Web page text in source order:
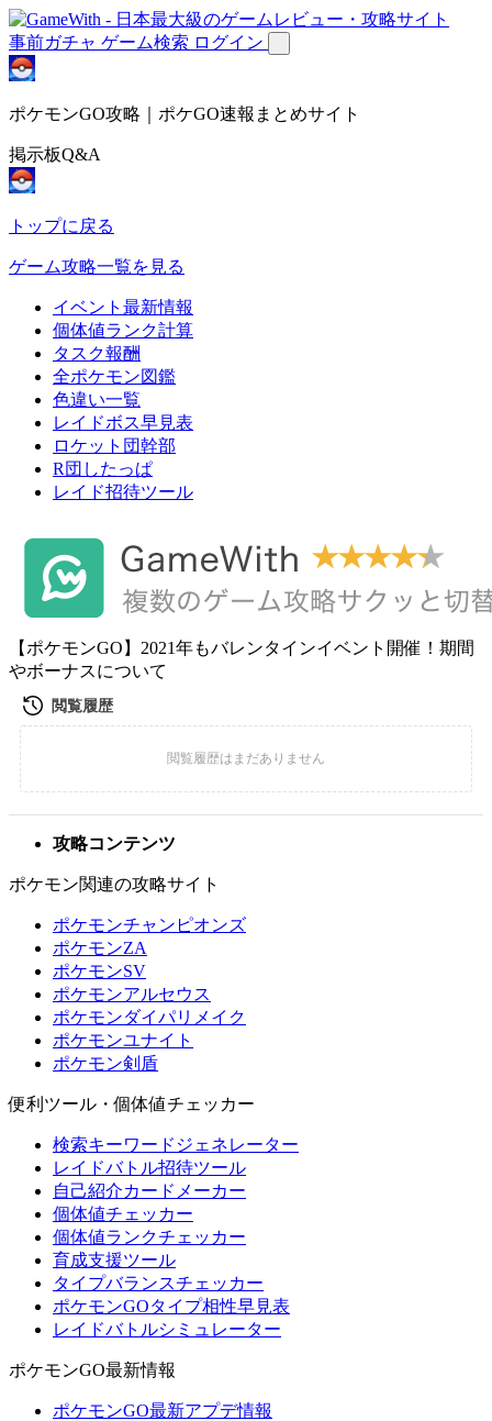
事前ガチャ ゲーム検索 ログイン
ポケモンGO攻略｜ポケGO速報まとめサイト
掲示板Q&A
トップに戻る
ゲーム攻略一覧を見る
イベント最新情報
個体値ランク計算
タスク報酬
全ポケモン図鑑
色違い一覧
レイドボス早見表
ロケット団幹部
R団したっぱ
レイド招待ツール
【ポケモンGO】2021年もバレンタインイベント開催！期間
やボーナスについて
攻略コンテンツ
ポケモン関連の攻略サイト
ポケモンチャンピオンズ
ポケモンZA
ポケモンSV
ポケモンアルセウス
ポケモンダイパリメイク
ポケモンユナイト
ポケモン剣盾
便利ツール・個体値チェッカー
検索キーワードジェネレーター
レイドバトル招待ツール
自己紹介カードメーカー
個体値チェッカー
個体値ランクチェッカー
育成支援ツール
タイプバランスチェッカー
ポケモンGOタイプ相性早見表
レイドバトルシミュレーター
ポケモンGO最新情報
ポケモンGO最新アプデ情報